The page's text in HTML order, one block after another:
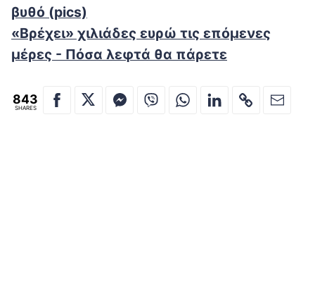
βυθό (pics)
«Βρέχει» χιλιάδες ευρώ τις επόμενες
μέρες - Πόσα λεφτά θα πάρετε
843
SHARES